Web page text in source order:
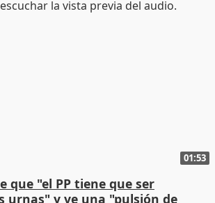
01:53
que "el PP tiene que ser
urnas" y ve una "pulsión de